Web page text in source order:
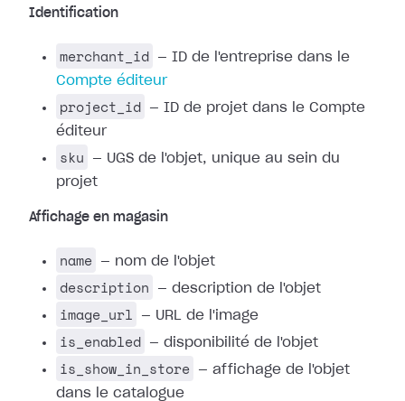
Identification
merchant_id
— ID de l'entreprise dans le
Compte éditeur
project_id
— ID de projet dans le Compte
éditeur
sku
— UGS de l'objet, unique au sein du
projet
Affichage en magasin
name — nom de l'objet
description — description de l'objet
image_url — URL de l'image
is_enabled — disponibilité de l'objet
is_show_in_store
— affichage de l'objet
dans le catalogue